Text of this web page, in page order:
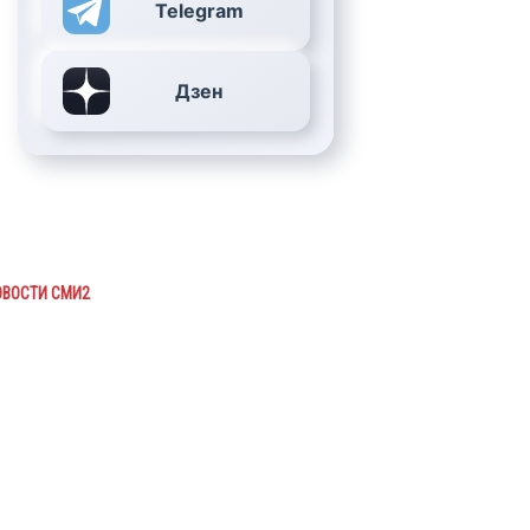
Telegram
Дзен
СМИ2